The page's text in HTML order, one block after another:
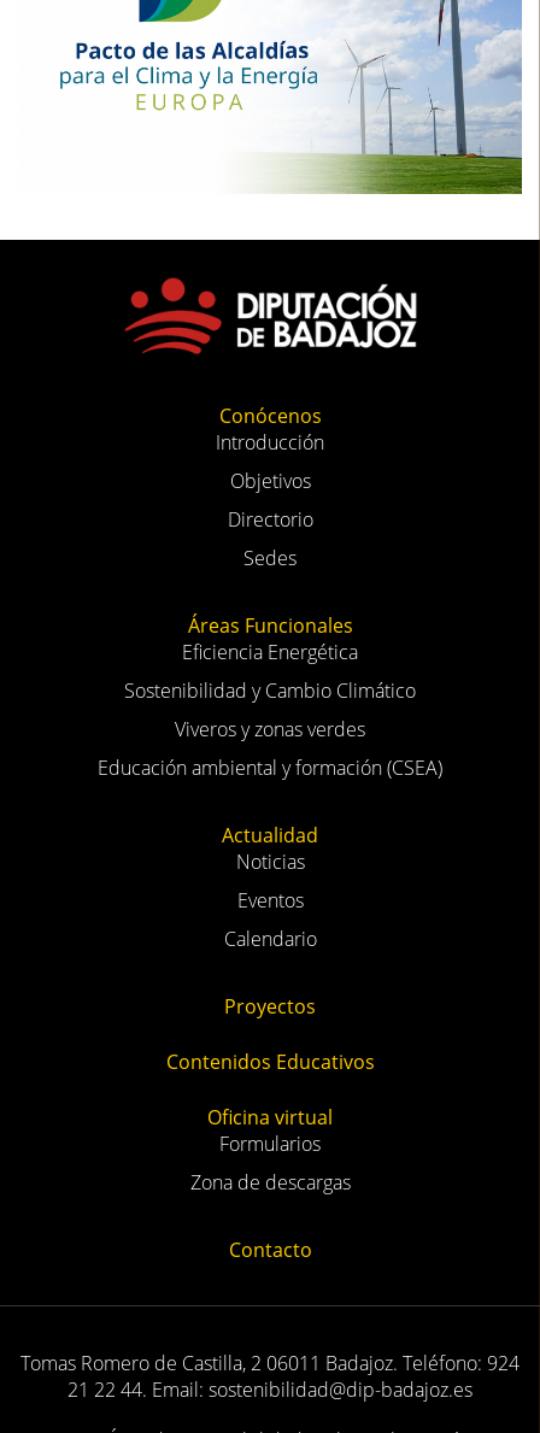
Conócenos
Introducción
Objetivos
Directorio
Sedes
Áreas Funcionales
Eficiencia Energética
Sostenibilidad y Cambio Climático
Viveros y zonas verdes
Educación ambiental y formación (CSEA)
Actualidad
Noticias
Eventos
Calendario
Proyectos
Contenidos Educativos
Oficina virtual
Formularios
Zona de descargas
Contacto
Tomas Romero de Castilla, 2 06011 Badajoz. Teléfono: 924
21 22 44. Email: sostenibilidad@dip-badajoz.es